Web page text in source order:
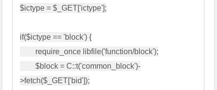
$ictype = $_GET['ictype'];
if($ictype == 'block') {
        $block = C::t('common_block')-
>fetch($_GET['bid']);